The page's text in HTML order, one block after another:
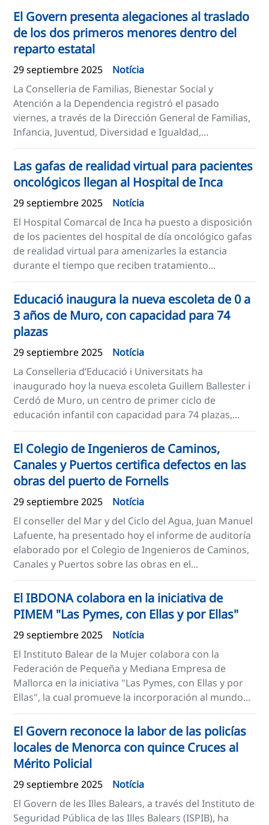
El Govern presenta alegaciones al traslado
de los dos primeros menores dentro del
reparto estatal
29 septiembre 2025
Notícia
La Conselleria de Familias, Bienestar Social y
Atención a la Dependencia registró el pasado
viernes, a través de la Dirección General de Familias,
Infancia, Juventud, Diversidad e Igualdad,...
Las gafas de realidad virtual para pacientes
oncológicos llegan al Hospital de Inca
29 septiembre 2025
Notícia
El Hospital Comarcal de Inca ha puesto a disposición
de los pacientes del hospital de día oncológico gafas
de realidad virtual para amenizarles la estancia
durante el tiempo que reciben tratamiento...
Educació inaugura la nueva escoleta de 0 a
3 años de Muro, con capacidad para 74
plazas
29 septiembre 2025
Notícia
La Conselleria d’Educació i Universitats ha
inaugurado hoy la nueva escoleta Guillem Ballester i
Cerdó de Muro, un centro de primer ciclo de
educación infantil con capacidad para 74 plazas,...
El Colegio de Ingenieros de Caminos,
Canales y Puertos certifica defectos en las
obras del puerto de Fornells
29 septiembre 2025
Notícia
El conseller del Mar y del Ciclo del Agua, Juan Manuel
Lafuente, ha presentado hoy el informe de auditoría
elaborado por el Colegio de Ingenieros de Caminos,
Canales y Puertos sobre las obras en el...
El IBDONA colabora en la iniciativa de
PIMEM "Las Pymes, con Ellas y por Ellas"
29 septiembre 2025
Notícia
El Instituto Balear de la Mujer colabora con la
Federación de Pequeña y Mediana Empresa de
Mallorca en la iniciativa "Las Pymes, con Ellas y por
Ellas", la cual promueve la incorporación al mundo...
El Govern reconoce la labor de las policías
locales de Menorca con quince Cruces al
Mérito Policial
29 septiembre 2025
Notícia
El Govern de les Illes Balears, a través del Instituto de
Seguridad Pública de las Illes Balears (ISPIB), ha